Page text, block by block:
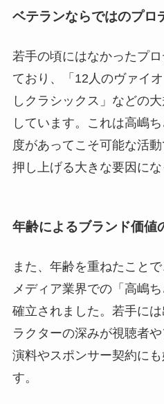
ベテランならではのプロ
若手の頃にはなかったプ
ており、「12人のヴァイ
しクラシックス」などの
しています。これは高嶋
度があってこそ可能な活
押し上げる大きな要因にな
年齢によるブランド価値
また、年齢を重ねたこと
メディア業界での「高嶋
確立されました。若手に
ラクターの深みが視聴者
演料やスポンサー契約に
す。